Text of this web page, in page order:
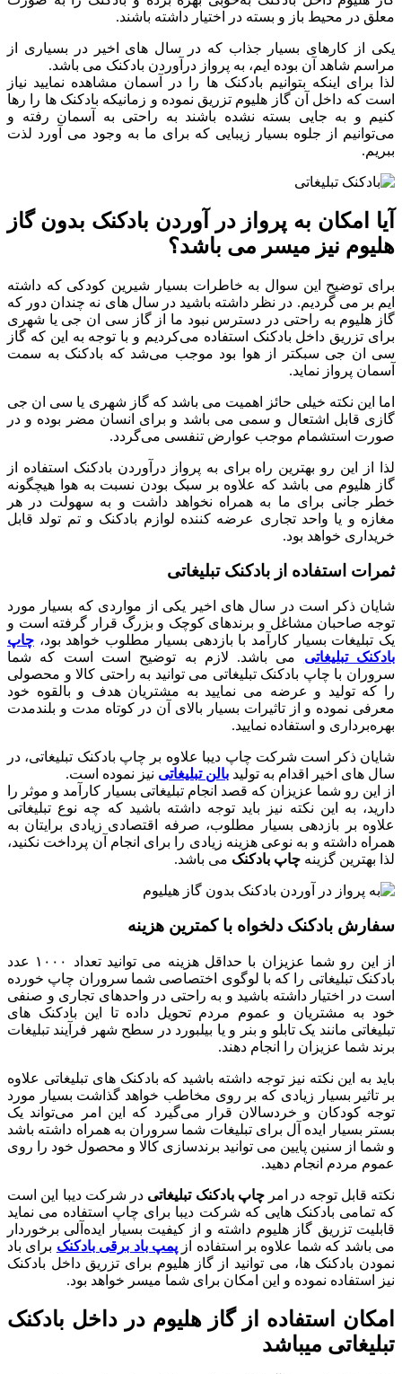
معلق در محیط باز و بسته در اختیار داشته باشند.
یکی از کارهای بسیار جذاب که در سال های اخیر در بسیاری از
مراسم شاهد آن بوده ایم، به پرواز درآوردن بادکنک می باشد.
لذا برای اینکه بتوانیم بادکنک ها را در آسمان مشاهده نمایید نیاز
است که داخل آن گاز هلیوم تزریق نموده و زمانیکه بادکنک ها را رها
کنیم و به جایی بسته نشده باشند به راحتی به آسمان رفته و
می‌توانیم از جلوه بسیار زیبایی که برای ما به وجود می آورد لذت
ببریم.
آیا امکان به پرواز در آوردن بادکنک بدون گاز
هلیوم نیز میسر می باشد؟
برای توضیح این سوال به خاطرات بسیار شیرین کودکی که داشته
ایم بر می گردیم. در نظر داشته باشید در سال های نه چندان دور که
گاز هلیوم به راحتی در دسترس نبود ما از گاز سی ان جی یا شهری
برای تزریق داخل بادکنک استفاده می‌کردیم و با توجه به این که گاز
سی ان جی سبکتر از هوا بود موجب می‌شد که بادکنک به سمت
آسمان پرواز نماید.
اما این نکته خیلی حائز اهمیت می باشد که گاز شهری یا سی ان جی
گازی قابل اشتعال و سمی می باشد و برای انسان مضر بوده و در
صورت استشمام موجب عوارض تنفسی می‌گردد.
لذا از این رو بهترین راه برای به پرواز درآوردن بادکنک استفاده از
گاز هلیوم می باشد که علاوه بر سبک بودن نسبت به هوا هیچگونه
خطر جانی برای ما به همراه نخواهد داشت و به سهولت در هر
مغازه و یا واحد تجاری عرضه کننده لوازم بادکنک و تم تولد قابل
خریداری خواهد بود.
ثمرات استفاده از بادکنک تبلیغاتی
شایان ذکر است در سال های اخیر یکی از مواردی که بسیار مورد
توجه صاحبان مشاغل و برندهای کوچک و بزرگ قرار گرفته است و
یک تبلیغات بسیار کارآمد با بازدهی بسیار مطلوب خواهد بود، چاپ
بادکنک تبلیغاتی می باشد. لازم به توضیح است است که شما
سروران با چاپ بادکنک تبلیغاتی می توانید به راحتی کالا و محصولی
را که تولید و عرضه می نمایید به مشتریان هدف و بالقوه خود
معرفی نموده و از تاثیرات بسیار بالای آن در کوتاه مدت و بلندمدت
بهره‌برداری و استفاده نمایید.
شایان ذکر است شرکت چاپ دیبا علاوه بر چاپ بادکنک تبلیغاتی، در
سال های اخیر اقدام به تولید بالن تبلیغاتی نیز نموده است.
از این رو شما عزیزان که قصد انجام تبلیغاتی بسیار کارآمد و موثر را
دارید، به این نکته نیز باید توجه داشته باشید که چه نوع تبلیغاتی
علاوه بر بازدهی بسیار مطلوب، صرفه اقتصادی زیادی برایتان به
همراه داشته و به نوعی هزینه زیادی را برای انجام آن پرداخت نکنید،
لذا بهترین گزینه چاپ بادکنک می باشد.
سفارش بادکنک دلخواه با کمترین هزینه
از این رو شما عزیزان با حداقل هزینه می توانید تعداد ۱۰۰۰ عدد
بادکنک تبلیغاتی را که با لوگوی اختصاصی شما سروران چاپ خورده
است در اختیار داشته باشید و به راحتی در واحدهای تجاری و صنفی
خود به مشتریان و عموم مردم تحویل داده تا این بادکنک های
تبلیغاتی مانند یک تابلو و بنر و یا بیلبورد در سطح شهر فرآیند تبلیغات
برند شما عزیزان را انجام دهند.
باید به این نکته نیز توجه داشته باشید که بادکنک های تبلیغاتی علاوه
بر تاثیر بسیار زیادی که بر روی مخاطب خواهد گذاشت بسیار مورد
توجه کودکان و خردسالان قرار می‌گیرد که این امر می‌تواند یک
بستر بسیار ایده آل برای تبلیغات شما سروران به همراه داشته باشد
و شما از سنین پایین می توانید برندسازی کالا و محصول خود را روی
عموم مردم انجام دهید.
نکته قابل توجه در امرچاپ بادکنک تبلیغاتی در شرکت دیبا این است
که تمامی بادکنک هایی که شرکت دیبا برای چاپ استفاده می نماید
قابلیت تزریق گاز هلیوم داشته و از کیفیت بسیار ایده‌آلی برخوردار
می باشد که شما علاوه بر استفاده ازپمپ باد برقی بادکنک برای باد
نمودن بادکنک ها، می توانید از گاز هلیوم برای تزریق داخل بادکنک
نیز استفاده نموده و این امکان برای شما میسر خواهد بود.
امکان استفاده از گاز هلیوم در داخل بادکنک
تبلیغاتی میباشد